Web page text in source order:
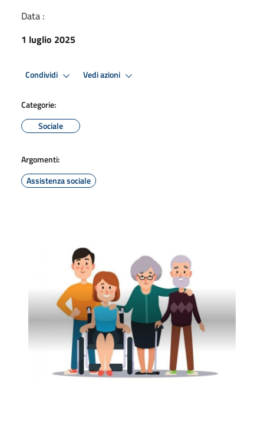
Data :
1 luglio 2025
Condividi Vedi azioni
Categorie:
Sociale
Argomenti:
Assistenza sociale